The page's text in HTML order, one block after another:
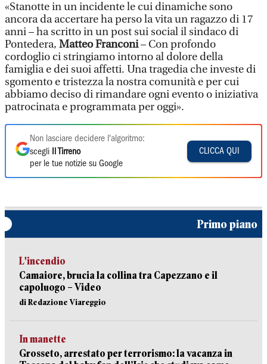
«Stanotte in un incidente le cui dinamiche sono
ancora da accertare ha perso la vita un ragazzo di 17
anni – ha scritto in un post sui social il sindaco di
Pontedera, Matteo Franconi– Con profondo
cordoglio ci stringiamo intorno al dolore della
famiglia e dei suoi affetti. Una tragedia che investe di
sgomento e tristezza la nostra comunità e per cui
abbiamo deciso di rimandare ogni evento o iniziativa
patrocinata e programmata per oggi».
Non lasciare decidere l'algoritmo:
scegli
Il Tirreno
per le tue notizie su Google
CLICCA QUI
Primo piano
L'incendio
Camaiore, brucia la collina tra Capezzano e il
capoluogo – Video
di Redazione Viareggio
In manette
Grosseto, arrestato per terrorismo: la vacanza in